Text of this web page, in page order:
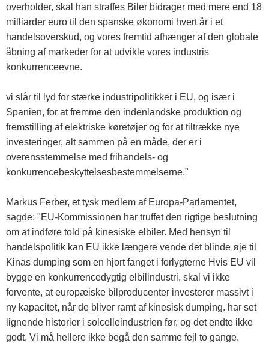
overholder, skal han straffes Biler bidrager med mere end 18
milliarder euro til den spanske økonomi hvert år i et
handelsoverskud, og vores fremtid afhænger af den globale
åbning af markeder for at udvikle vores industris
konkurrenceevne.
vi slår til lyd for stærke industripolitikker i EU, og især i
Spanien, for at fremme den indenlandske produktion og
fremstilling af elektriske køretøjer og for at tiltrække nye
investeringer, alt sammen på en måde, der er i
overensstemmelse med frihandels- og
konkurrencebeskyttelsesbestemmelserne."
Markus Ferber, et tysk medlem af Europa-Parlamentet,
sagde: "EU-Kommissionen har truffet den rigtige beslutning
om at indføre told på kinesiske elbiler. Med hensyn til
handelspolitik kan EU ikke længere vende det blinde øje til
Kinas dumping som en hjort fanget i forlygterne Hvis EU vil
bygge en konkurrencedygtig elbilindustri, skal vi ikke
forvente, at europæiske bilproducenter investerer massivt i
ny kapacitet, når de bliver ramt af kinesisk dumping. har set
lignende historier i solcelleindustrien før, og det endte ikke
godt. Vi må hellere ikke begå den samme fejl to gange.